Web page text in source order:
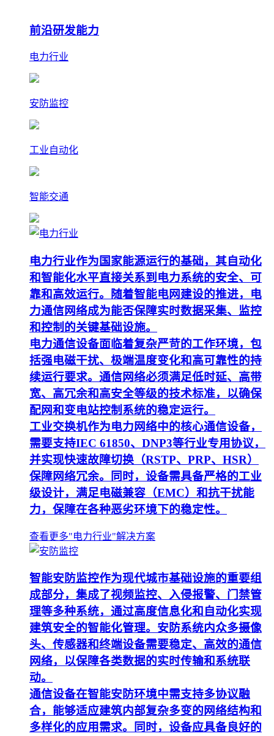
前沿研发能力
电力行业
安防监控
工业自动化
智能交通
电力行业作为国家能源运行的基础，其自动化
和智能化水平直接关系到电力系统的安全、可
靠和高效运行。随着智能电网建设的推进，电
力通信网络成为能否保障实时数据采集、监控
和控制的关键基础设施。
电力通信设备面临着复杂严苛的工作环境，包
括强电磁干扰、极端温度变化和高可靠性的持
续运行要求。通信网络必须满足低时延、高带
宽、高冗余和高安全等级的技术标准，以确保
配网和变电站控制系统的稳定运行。
工业交换机作为电力网络中的核心通信设备，
需要支持IEC 61850、DNP3等行业专用协议，
并实现快速故障切换（RSTP、PRP、HSR）
保障网络冗余。同时，设备需具备严格的工业
级设计，满足电磁兼容（EMC）和抗干扰能
力，保障在各种恶劣环境下的稳定性。
查看更多"电力行业"解决方案
智能安防监控作为现代城市基础设施的重要组
成部分，集成了视频监控、入侵报警、门禁管
理等多种系统，通过高度信息化和自动化实现
建筑安全的智能化管理。安防系统内众多摄像
头、传感器和终端设备需要稳定、高效的通信
网络，以保障各类数据的实时传输和系统联
动。
通信设备在智能安防环境中需支持多协议融
合，能够适应建筑内部复杂多变的网络结构和
多样化的应用需求。同时，设备应具备良好的